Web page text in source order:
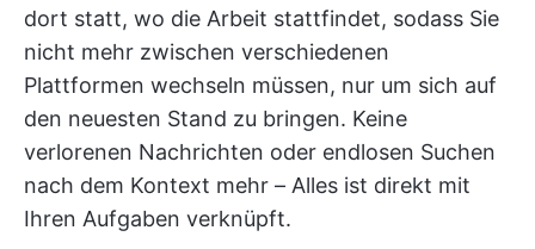
dort statt, wo die Arbeit stattfindet, sodass Sie
nicht mehr zwischen verschiedenen
Plattformen wechseln müssen, nur um sich auf
den neuesten Stand zu bringen. Keine
verlorenen Nachrichten oder endlosen Suchen
nach dem Kontext mehr – Alles ist direkt mit
Ihren Aufgaben verknüpft.